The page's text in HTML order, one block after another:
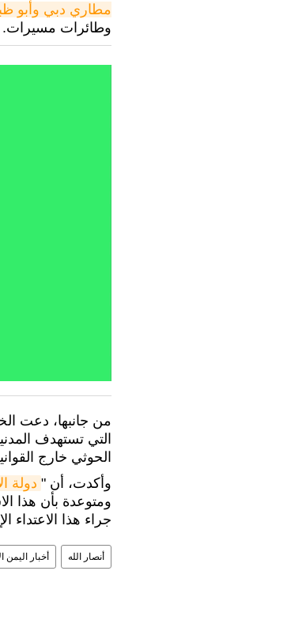
مطاري دبي وأبو
وطائرات مسيرات.
من جانبها، دعت
التي تستهدف
الحوثي خارج
وأكدت، أن " دولة
ومتوعدة بأن هذا
جراء هذا الاعتداء
أنصار الله أخبار اليمن